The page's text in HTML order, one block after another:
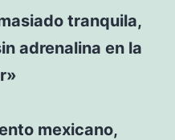
tranquila,
adrenalina en la
mexicano,